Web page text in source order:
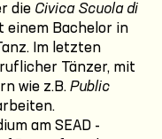
die Civica Scuola di
einem Bachelor in
Im letzten
Tänzer, mit
wie z.B. Public
am SEAD -